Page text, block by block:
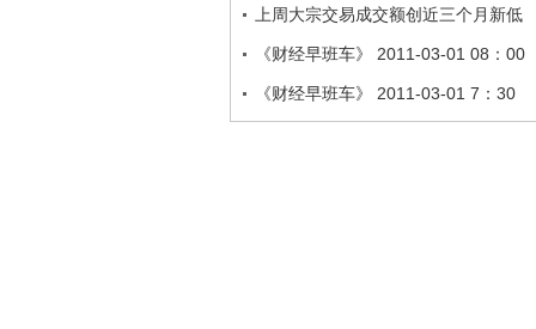
上周大宗交易成交额创近三个月新低
《财经早班车》 2011-03-01 08：00
《财经早班车》 2011-03-01 7：30